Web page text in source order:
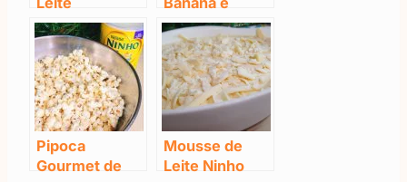
Condensado:
Crocante e
Deliciosa
Aveia:
Delicioso e
Com Apenas 3
Ingredientes
Pipoca
Gourmet de
Mousse de
Leite Ninho